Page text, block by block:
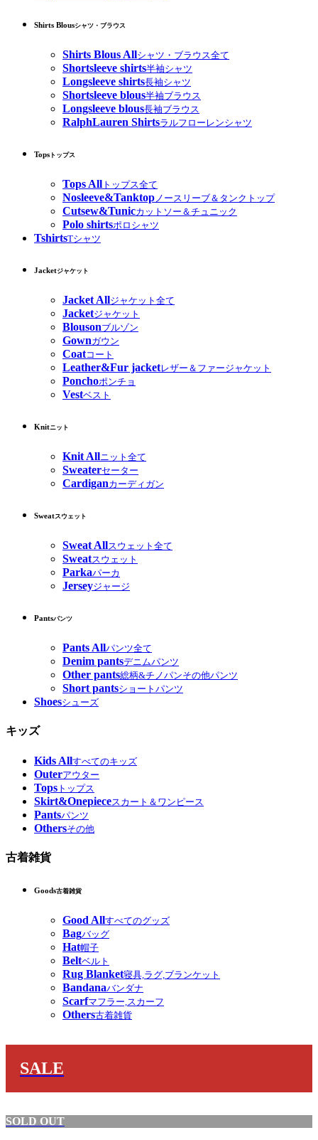
Shirts Blousシャツ・ブラウス
Shirts Blous Allシャツ・ブラウス全て
Shortsleeve shirts半袖シャツ
Longsleeve shirts長袖シャツ
Shortsleeve blous半袖ブラウス
Longsleeve blous長袖ブラウス
RalphLauren Shirtsラルフローレンシャツ
Tops トップス
Tops All トップス全て
Nosleeve&Tanktopノースリーブ＆タンクトップ
Cutsew&Tunicカットソー＆チュニック
Polo shirtsポロシャツ
TshirtsTシャツ
Jacketジャケット
Jacket Allジャケット全て
Jacketジャケット
Blousonブルゾン
Gownガウン
Coatコート
Leather&Fur jacketレザー＆ファージャケット
Ponchoポンチョ
Vestベスト
Knitニット
Knit Allニット全て
Sweaterセーター
Cardiganカーディガン
Sweatスウェット
Sweat Allスウェット全て
Sweatスウェット
Parkaパーカ
Jerseyジャージ
Pantsパンツ
Pants Allパンツ全て
Denim pantsデニムパンツ
Other pants総柄&チノパンその他パンツ
Short pantsショートパンツ
Shoesシューズ
キッズ
Kids Allすべてのキッズ
Outerアウター
Tops トップス
Skirt&Onepieceスカート＆ワンピース
Pantsパンツ
Othersその他
古着雑貨
Goods古着雑貨
Good Allすべてのグッズ
Bagバッグ
Hat帽子
Beltベルト
Rug Blanket寝具,ラグ,ブランケット
Bandanaバンダナ
Scarfマフラー,スカーフ
Others古着雑貨
SALE
SOLD OUT